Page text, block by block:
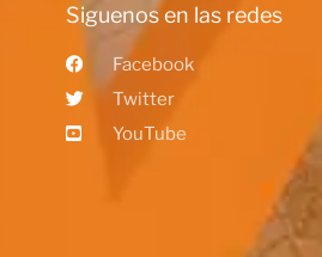
Siguenos en las redes
Facebook
Twitter
YouTube